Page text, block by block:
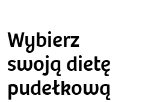
Wybierz
swoją dietę
pudełkową